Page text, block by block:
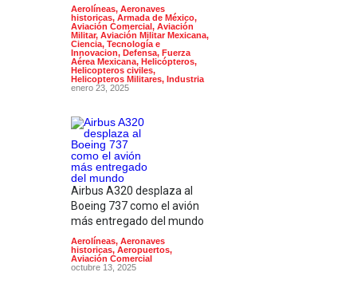
Aerolíneas, Aeronaves
historicas, Armada de México,
Aviación Comercial, Aviación
Militar, Aviación Militar Mexicana,
Ciencia, Tecnología e
Innovacion, Defensa, Fuerza
Aérea Mexicana, Helicópteros,
Helicopteros civiles,
Helicopteros Militares, Industria
enero 23, 2025
Airbus A320 desplaza al
Boeing 737 como el avión
más entregado del mundo
Aerolíneas, Aeronaves
historicas, Aeropuertos,
Aviación Comercial
octubre 13, 2025